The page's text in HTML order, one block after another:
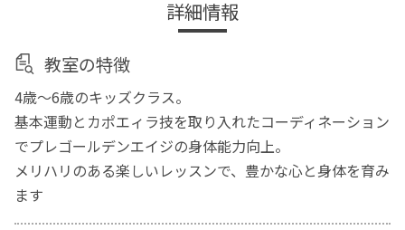
詳細情報
教室の特徴
4歳～6歳のキッズクラス。
基本運動とカポエィラ技を取り入れたコーディネーション
でプレゴールデンエイジの身体能力向上。
メリハリのある楽しいレッスンで、豊かな心と身体を育み
ます